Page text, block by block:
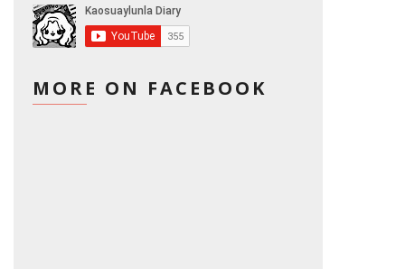
MORE ON FACEBOOK